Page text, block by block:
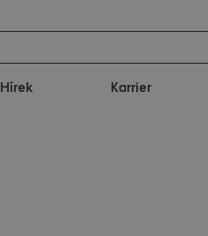
Hírek Karrier